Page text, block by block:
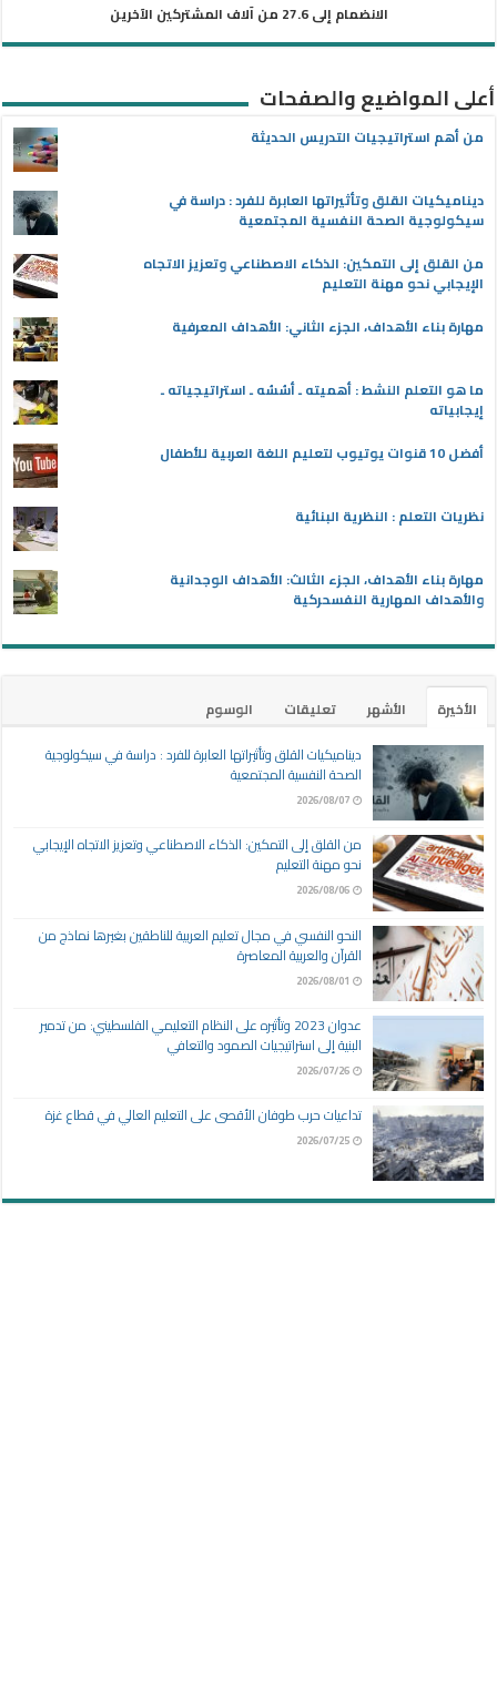
الانضمام إلى 27.6 من آلاف المشتركين الآخرين
أعلى المواضيع والصفحات
من أهم استراتيجيات التدريس الحديثة
ديناميكيات القلق وتأثيراتها العابرة للفرد : دراسة في
سيكولوجية الصحة النفسية المجتمعية
من القلق إلى التمكين: الذكاء الاصطناعي وتعزيز الاتجاه
الإيجابي نحو مهنة التعليم
مهارة بناء الأهداف، الجزء الثاني: الأهداف المعرفية
ما هو التعلم النشط : أهميته ـ أسُسُه ـ استراتيجياته ـ
إيجابياته
أفضل 10 قنوات يوتيوب لتعليم اللغة العربية للأطفال
نظريات التعلم : النظرية البنائية
مهارة بناء الأهداف، الجزء الثالث: الأهداف الوجدانية
والأهداف المهارية النفسحركية
الأخيرة الأشهر تعليقات
الوسوم
ديناميكيات القلق وتأثيراتها العابرة للفرد : دراسة في سيكولوجية
الصحة النفسية المجتمعية
2026/08/07
من القلق إلى التمكين: الذكاء الاصطناعي وتعزيز الاتجاه الإيجابي
نحو مهنة التعليم
2026/08/06
النحو النفسي في مجال تعليم العربية للناطقين بغيرها نماذج من
القرآن والعربية المعاصرة
2026/08/01
عدوان 2023 وتأثيره على النظام التعليمي الفلسطيني: من تدمير
البنية إلى استراتيجيات الصمود والتعافي
2026/07/26
تداعيات حرب طوفان الأقصى على التعليم العالي في قطاع غزة
2026/07/25